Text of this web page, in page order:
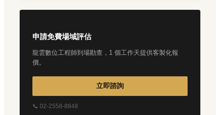
申請免費場域評估
龍雲數位工程師到場勘查，1 個工作天提供客製化報
價。
立即諮詢
📞 02-2558-8848